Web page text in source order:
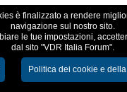
è finalizzato a rendere
navigazione sul nostro sito.
le tue impostazioni,
dal sito "VDR Italia Forum".
Politica dei cookie e